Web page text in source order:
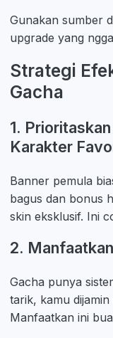
Gunakan sumber
upgrade yang
Strategi
Gacha
1.
Karakter
Banner pemula
bagus dan bonus
skin eksklusif. Ini
2.
Gacha punya
tarik, kamu
Manfaatkan ini